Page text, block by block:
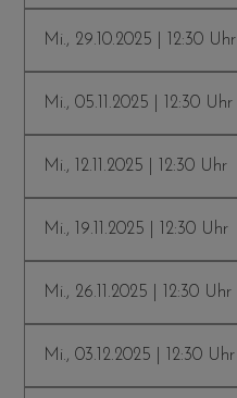
Mi., 29.10.2025 | 12:30 Uhr
Mi., 05.11.2025 | 12:30 Uhr
Mi., 12.11.2025 | 12:30 Uhr
Mi., 19.11.2025 | 12:30 Uhr
Mi., 26.11.2025 | 12:30 Uhr
Mi., 03.12.2025 | 12:30 Uhr